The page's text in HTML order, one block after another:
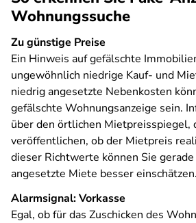
Wohnungssuche
Zu günstige Preise
Ein Hinweis auf gefälschte
ungewöhnlich niedrige Kauf- und
niedrig angesetzte Nebenkosten
gefälschte Wohnungsanzeige sein.
über den örtlichen Mietpreisspiegel,
veröffentlichen, ob der Mietpreis
dieser Richtwerte können Sie
angesetzte Miete besser einschätzen.
Alarmsignal: Vorkasse
Egal, ob für das Zuschicken des